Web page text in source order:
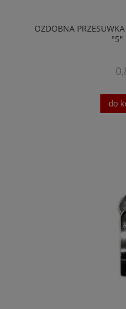
OZDOBNA
"5"
do